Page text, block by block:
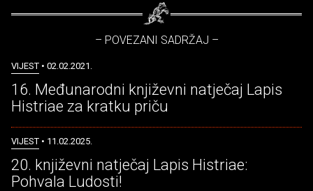
– POVEZANI SADRŽAJ –
VIJEST • 02.02.2021.
16. Međunarodni književni natječaj Lapis
Histriae za kratku priču
VIJEST • 11.02.2025.
20. književni natječaj Lapis Histriae:
Pohvala Ludosti!